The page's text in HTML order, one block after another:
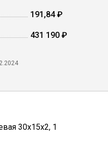
191,84 ₽
431 190 ₽
30х15х2, 1